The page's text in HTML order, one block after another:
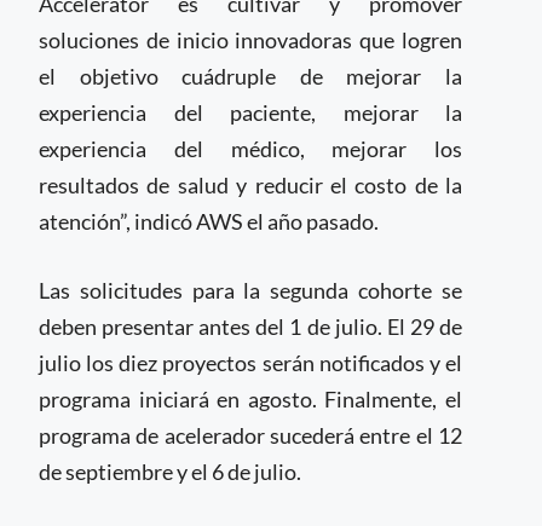
soluciones de inicio innovadoras que logren
el objetivo cuádruple de mejorar la
experiencia del paciente, mejorar la
experiencia del médico, mejorar los
resultados de salud y reducir el costo de la
atención”, indicó AWS el año pasado.
Las solicitudes para la segunda cohorte se
deben presentar antes del 1 de julio. El 29 de
julio los diez proyectos serán notificados y el
programa iniciará en agosto. Finalmente, el
programa de acelerador sucederá entre el 12
de septiembre y el 6 de julio.